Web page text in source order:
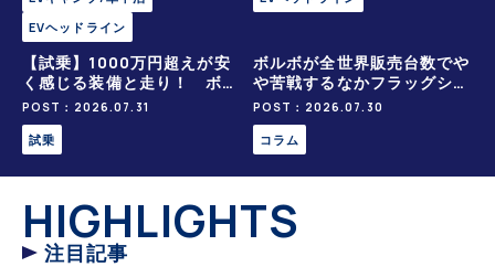
EVヘッドライン
【試乗】1000万円超えが安
く感じる装備と走り！ ボル
ボのフラッグシップSUV「E
X90」は圧巻のデキだった
POST：2026.07.31
試乗
ボルボが全世界販売台数でや
や苦戦するなかフラッグシッ
プ「EX90」「ES90」を日
本投入！ 電動化戦略の今後
を予測!!
POST：2026.07.30
コラム
HIGHLIGHTS
注目記事